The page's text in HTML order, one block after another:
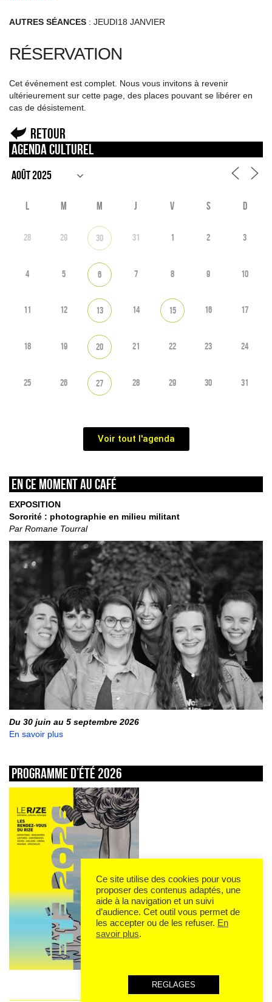
AUTRES SÉANCES : JEUDI18 JANVIER
RÉSERVATION
Cet événement est complet. Nous vous invitons à revenir
ultérieurement sur cette page, des places pouvant se libérer en
cas de désistement.
Retour
Agenda culturel
L M M J V S D
28 29 30 31 1 2 3
4 5 6 7 8 9 10
11 12 13 14 15 16 17
18 19 20 21 22 23 24
25 26 27 28 29 30 31
Voir tout l'agenda
En ce moment au café
EXPOSITION
Sororité : photographie en milieu militant
Par Romane Tourral
Du 30 juin au 5 septembre 2026
En savoir plus
Programme d’été 2026
Ce site utilise des cookies pour vous
proposer des contenus adaptés, une
aide à la navigation et un suivi
d’audience. Cet outil vous permet de
les accepter ou de les refuser. En
savoir plus.
REGLAGES